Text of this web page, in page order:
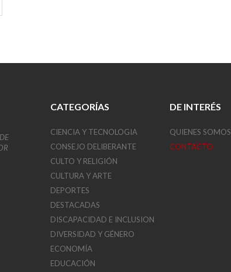
CATEGORÍAS
CIENCIA Y TECNOLOGIA
CONSEJO DELIBERANTE
CULTO Y RELIGIÓN
CULTURA Y ARTE
DEPORTES
DESTACADAS
DISCAPACIDAD E INCLUSION
DIVERSIDAD Y GÉNERO
ECONOMÍA
EDUCACIÓN
DE INTERÉS
QUIENES SOMOS
CONTACTO